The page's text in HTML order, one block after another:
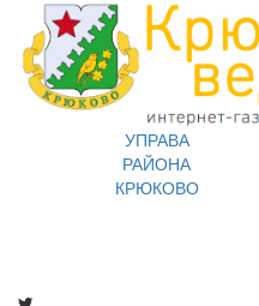
УПРАВА
РАЙОНА
КРЮКОВО